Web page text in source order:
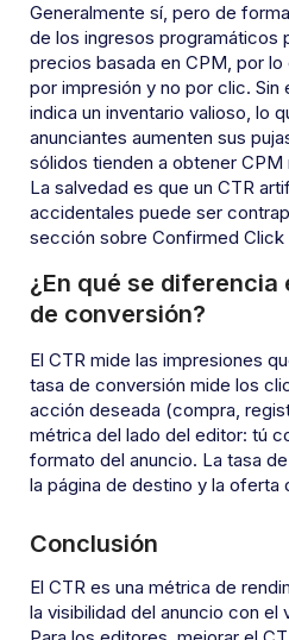
Generalmente sí, pero de
de los ingresos programáticos
precios basada en CPM, por
por impresión y no por clic. Sin
indica un inventario valioso, lo
anunciantes aumenten sus
sólidos tienden a obtener
La salvedad es que un CTR
accidentales puede ser
sección sobre Confirmed Click
¿En qué se diferencia
de conversión?
El CTR mide las impresiones
tasa de conversión mide los
acción deseada (compra,
métrica del lado del editor: tú
formato del anuncio. La tasa
la página de destino y la oferta
Conclusión
El CTR es una métrica de
la visibilidad del anuncio con el